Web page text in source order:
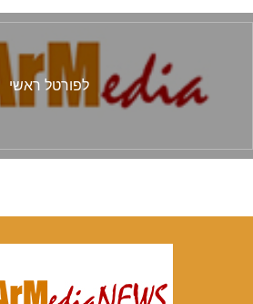
לפורטל ראשי